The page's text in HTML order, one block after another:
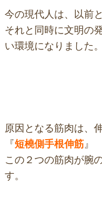
今の現代人は、以前
それと同時に文明の
い環境になりました。
原因となる筋肉は、
『短橈側手根伸筋』
この２つの筋肉が腕
す。